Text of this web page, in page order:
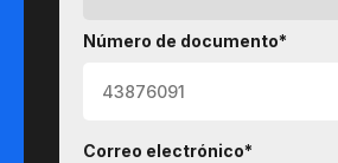
Número de documento*
Correo electrónico*